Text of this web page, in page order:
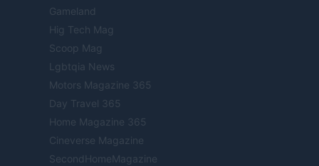
Gameland
Hig Tech Mag
Scoop Mag
Lgbtqia News
Motors Magazine 365
Day Travel 365
Home Magazine 365
Cineverse Magazine
SecondHomeMagazine